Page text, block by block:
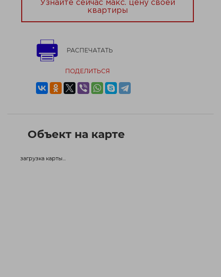
Узнайте сейчас макс. цену своей
квартиры
РАСПЕЧАТАТЬ
ПОДЕЛИТЬСЯ
Объект на карте
загрузка карты...